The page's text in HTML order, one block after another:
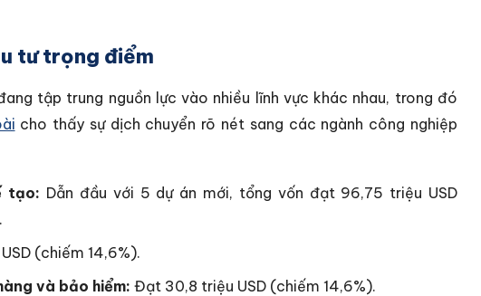
tư trọng điểm
tập trung nguồn lực vào nhiều lĩnh vực khác nhau, trong đó
cho thấy sự dịch chuyển rõ nét sang các ngành công nghiệp
tạo: Dẫn đầu với 5 dự án mới, tổng vốn đạt 96,75 triệu USD
(chiếm 14,6%).
và bảo hiểm: Đạt 30,8 triệu USD (chiếm 14,6%).